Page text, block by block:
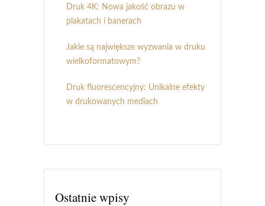
Druk 4K: Nowa jakość obrazu w
plakatach i banerach
Jakie są największe wyzwania w druku
wielkoformatowym?
Druk fluorescencyjny: Unikalne efekty
w drukowanych mediach
Ostatnie wpisy